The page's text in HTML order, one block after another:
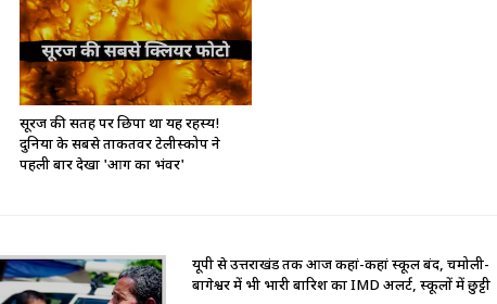
सूरज की सतह पर छिपा था यह रहस्य!
दुनिया के सबसे ताकतवर टेलीस्कोप ने
पहली बार देखा 'आग का भंवर'
यूपी से उत्तराखंड तक आज कहां-कहां स्कूल बंद, चमोली-
बागेश्वर में भी भारी बारिश का IMD अलर्ट, स्कूलों में छुट्टी